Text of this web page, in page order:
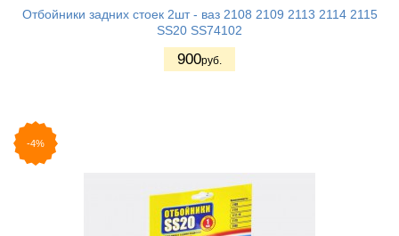
Отбойники задних стоек 2шт - ваз 2108 2109 2113 2114 2115
SS20 SS74102
900руб.
-4%